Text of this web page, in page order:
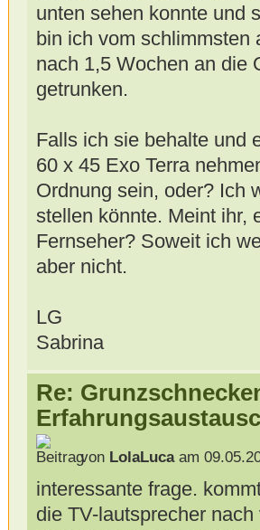
unten sehen konnte und
bin ich vom schlimmsten
nach 1,5 Wochen an die
getrunken.
Falls ich sie behalte und
60 x 45 Exo Terra
Ordnung sein, oder? Ich
stellen könnte. Meint ihr,
Fernseher? Soweit ich
aber nicht.
LG
Sabrina
Re:
von LolaLucaam
interessante frage.
die TV-lautsprecher